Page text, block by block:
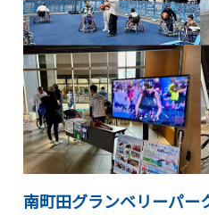
る』をテーマにしたファン・
ています。なおスポーツビズ
出を行いました。
南町田グランベリーパー